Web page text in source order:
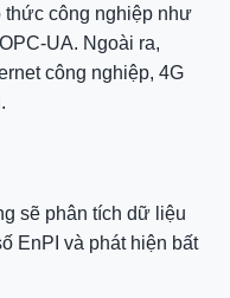
công nghiệp như
UA. Ngoài ra,
công nghiệp, 4G
sẽ phân tích dữ liệu
EnPI và phát hiện bất